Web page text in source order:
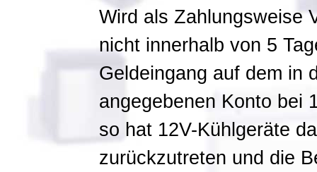
Wird als Zahlungsweise
nicht innerhalb von 5
Geldeingang auf dem in
angegebenen Konto bei
so hat 12V-Kühlgeräte
zurückzutreten und die